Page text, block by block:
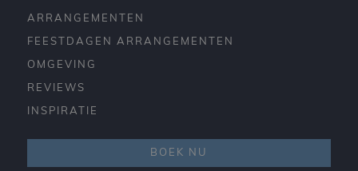
ARRANGEMENTEN
FEESTDAGEN ARRANGEMENTEN
OMGEVING
REVIEWS
INSPIRATIE
BOEK NU